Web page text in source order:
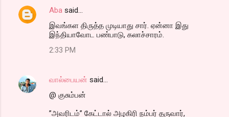
Aba said…
இவங்கள திருத்த முடியாது சார். ஏன்னா இது
இந்தியாவோட பண்பாடு, கலாச்சாரம்.
2:33 PM
வால்பையன் said…
@ குசும்பன்
”அவரிடம்” கேட்டால் அழகிரி நம்பர் தருவார்,